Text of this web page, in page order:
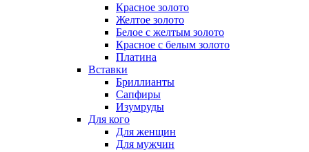
Красное золото
Желтое золото
Белое с желтым золото
Красное с белым золото
Платина
Вставки
Бриллианты
Сапфиры
Изумруды
Для кого
Для женщин
Для мужчин